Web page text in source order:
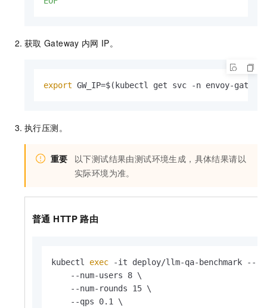
获取 Gateway 内网 IP。
export GW_IP=$(kubectl get svc -n envoy-
执行压测。
重要
以下测试结果由测试环境生成，具体结果请以
实际环境为准。
普通 HTTP 路由
kubectl exec -it deploy/llm-qa-benchmark --
    --num-users 8 \
    --num-rounds 15 \
    --qps 0.1 \